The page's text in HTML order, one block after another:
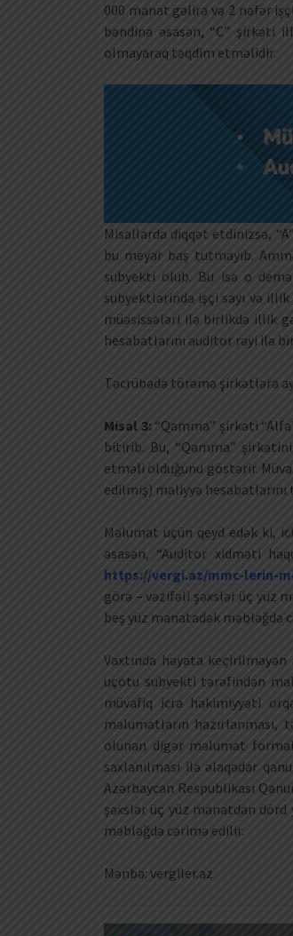
000 manat gəlirə və 2 nəfər
bəndinə əsasən, “C” şirkəti
olmayaraq təqdim etməlidir.
Misallarda diqqət etdinizsə,
bu meyar baş tutmayıb.
subyekti olub. Bu isə o
subyektlərində işçi sayı və
müəsissələri ilə birlikdə illik
hesabatlarını auditor rəyi ilə
Təcrübədə törəmə şirkətlərə
Misal 3:“Qamma” şirkəti
bitirib. Bu, “Qamma”
etməli olduğunu göstərir.
edilmiş) maliyyə
Məlumat üçün qeyd edək ki,
əsasən, “Auditor xidməti
https://vergi.az/mmc-lerin-
görə – vəzifəli şəxslər üç yüz
beş yüz manatadək məbləğdə
Vaxtında həyata
uçotu subyekti tərəfindən
müvafiq icra hakimiyyəti
məlumatların
olunan digər məlumat
saxlanılması ilə əlaqədar
Azərbaycan Respublikası
şəxslər üç yüz manatdan
məbləğdə cərimə edilir.
Mənbə: vergiler.az